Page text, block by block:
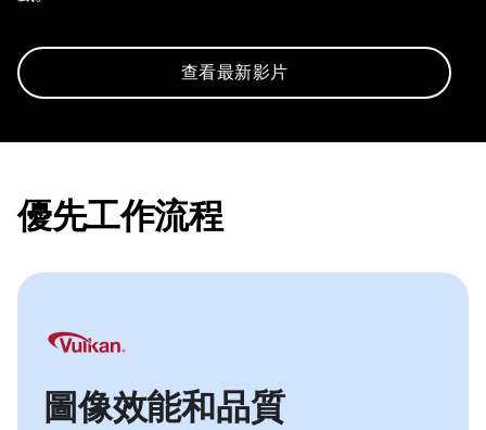
查看最新影片
優先工作流程
圖像效能和品質